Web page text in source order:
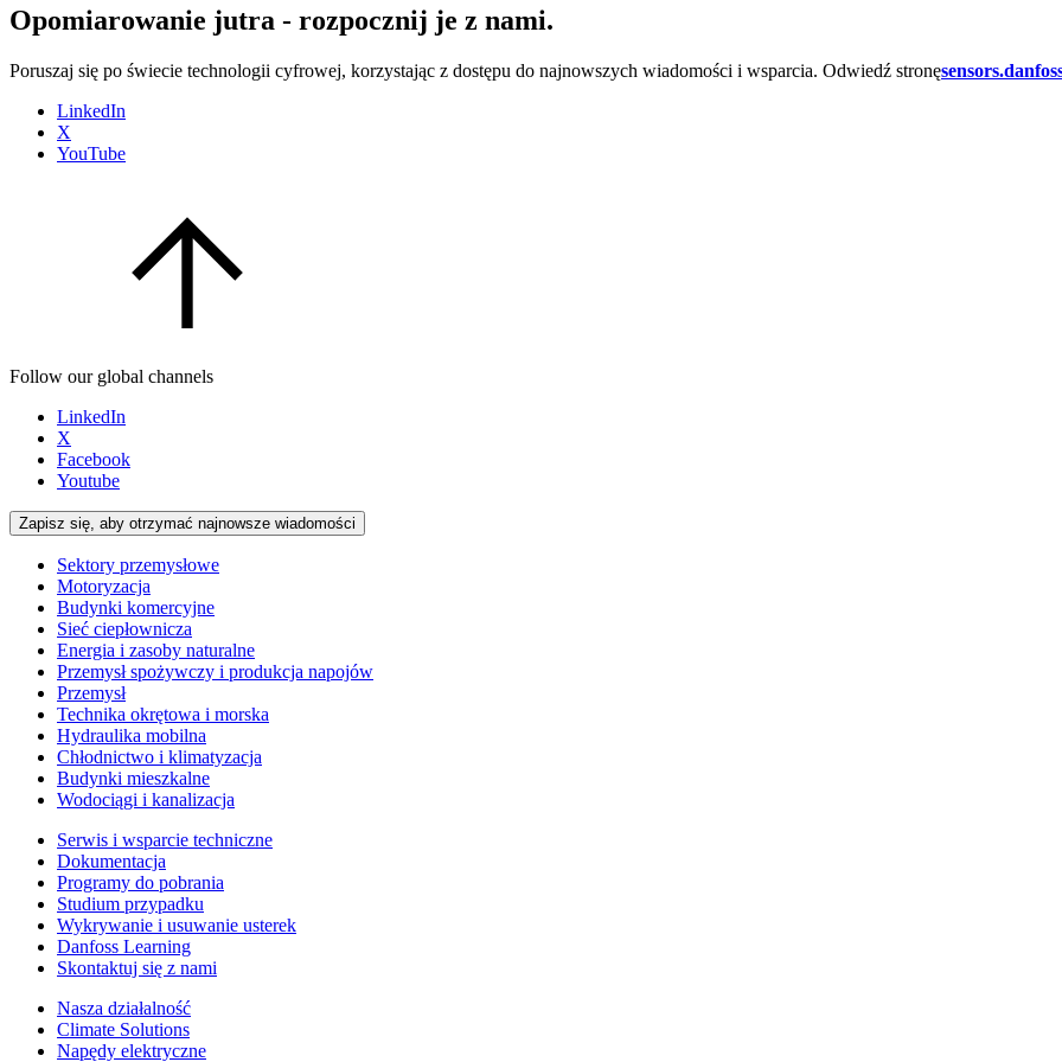
Opomiarowanie jutra - rozpocznij je z nami.
Poruszaj się po świecie technologii cyfrowej, korzystając z dostępu do najnowszych wiadomości i wsparcia. Odwiedź stronę
LinkedIn
X
YouTube
Follow our global channels
LinkedIn
X
Facebook
Youtube
Zapisz się, aby otrzymać najnowsze wiadomości
Sektory przemysłowe
Motoryzacja
Budynki komercyjne
Sieć ciepłownicza
Energia i zasoby naturalne
Przemysł spożywczy i produkcja napojów
Przemysł
Technika okrętowa i morska
Hydraulika mobilna
Chłodnictwo i klimatyzacja
Budynki mieszkalne
Wodociągi i kanalizacja
Serwis i wsparcie techniczne
Dokumentacja
Programy do pobrania
Studium przypadku
Wykrywanie i usuwanie usterek
Danfoss Learning
Skontaktuj się z nami
Nasza działalność
Climate Solutions
Napędy elektryczne